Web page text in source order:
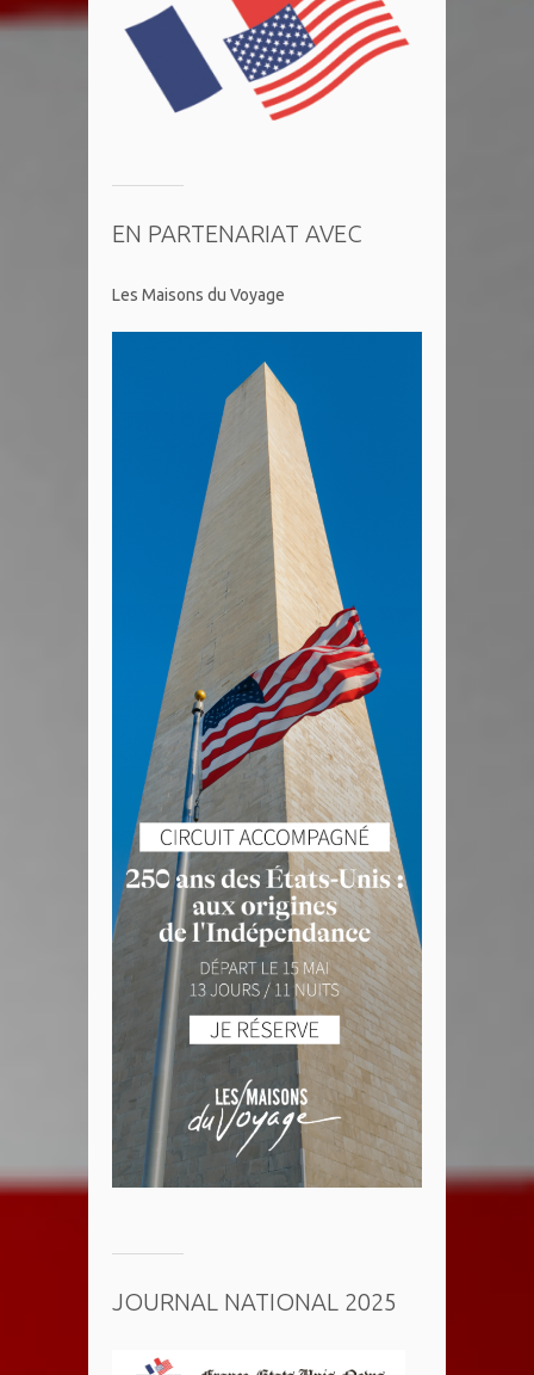
EN PARTENARIAT AVEC
Les Maisons du Voyage
JOURNAL NATIONAL 2025